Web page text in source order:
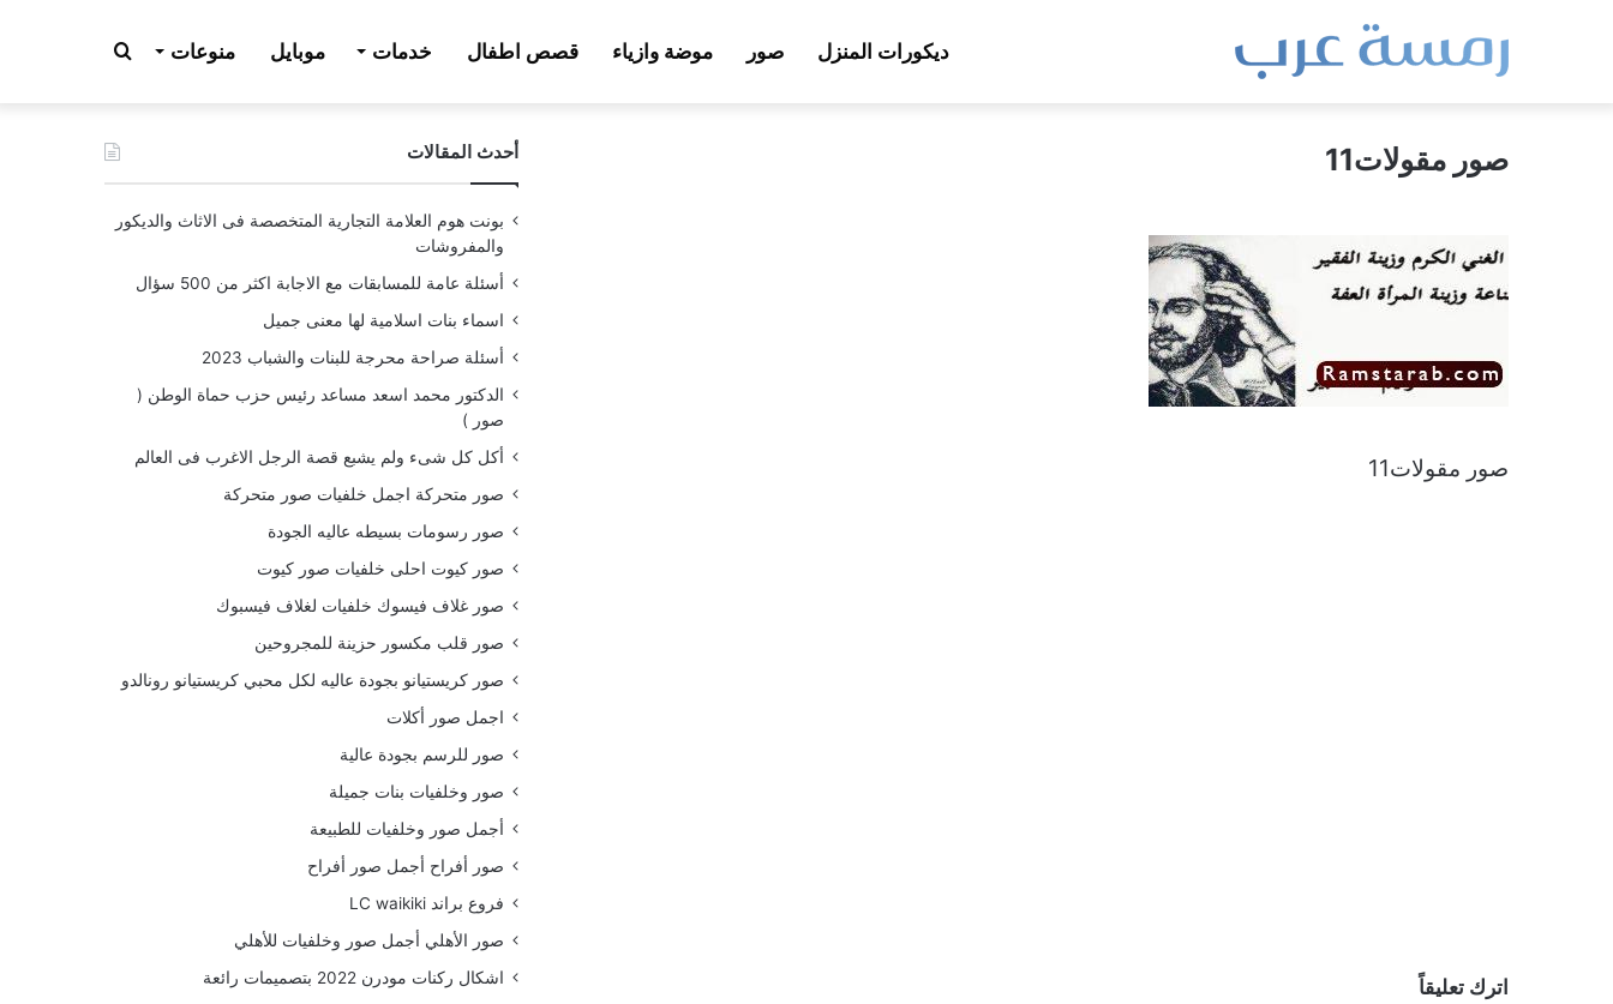
ديكورات المنزل صور موضة وازياء قصص اطفال خدمات موبايل منوعات بحث
عن صور مقولات11
صور مقولات11
اترك تعليقاً
أحدث المقالات
بونت هوم العلامة التجارية المتخصصة فى الاثاث والديكور
والمفروشات
أسئلة عامة للمسابقات مع الاجابة اكثر من 500 سؤال
اسماء بنات اسلامية لها معنى جميل
أسئلة صراحة محرجة للبنات والشباب 2023
الدكتور محمد اسعد مساعد رئيس حزب حماة الوطن (
صور )
أكل كل شىء ولم يشبع قصة الرجل الاغرب فى العالم
صور متحركة اجمل خلفيات صور متحركة
صور رسومات بسيطه عاليه الجودة
صور كيوت احلى خلفيات صور كيوت
صور غلاف فيسوك خلفيات لغلاف فيسبوك
صور قلب مكسور حزينة للمجروحين
صور كريستيانو بجودة عاليه لكل محبي كريستيانو رونالدو
اجمل صور أكلات
صور للرسم بجودة عالية
صور وخلفيات بنات جميلة
أجمل صور وخلفيات للطبيعة
صور أفراح أجمل صور أفراح
فروع براند LC waikiki
صور الأهلي أجمل صور وخلفيات للأهلي
اشكال ركنات مودرن 2022 بتصميمات رائعة